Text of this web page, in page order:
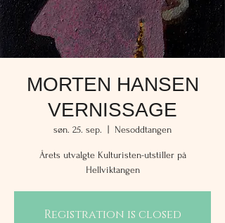
MORTEN HANSEN
VERNISSAGE
søn. 25. sep. Nesoddtangen
Årets utvalgte Kulturisten-utstiller på
Hellviktangen
Registration is closed